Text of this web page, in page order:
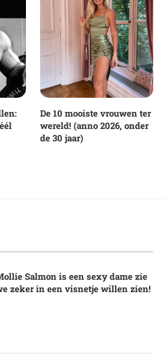
De 10 mooiste vrouwen ter
wereld! (anno 2026, onder
de 30 jaar)
Salmon is een sexy dame zie
zeker in een visnetje willen zien!